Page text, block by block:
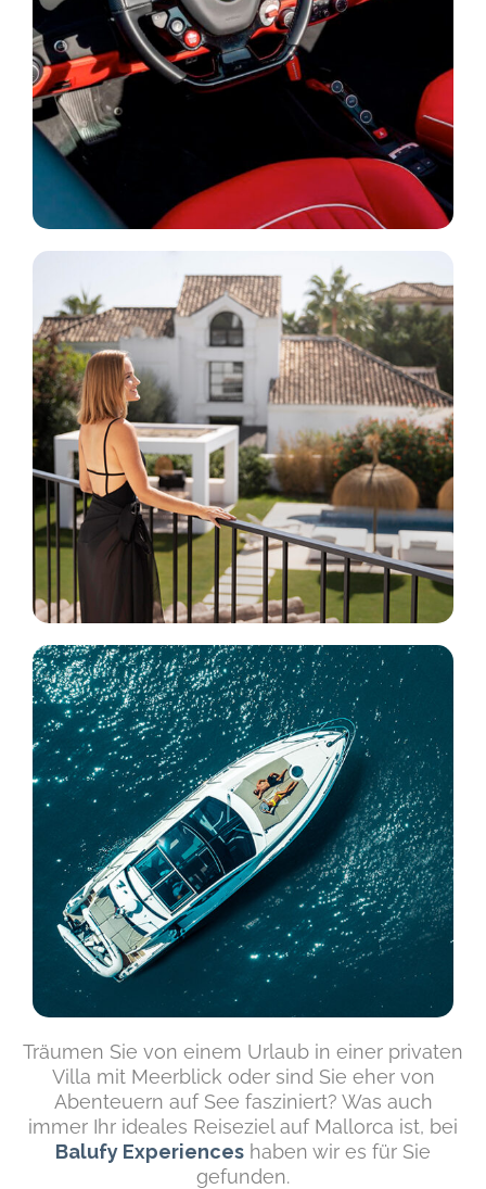
Träumen Sie von einem Urlaub in einer privaten
Villa mit Meerblick oder sind Sie eher von
Abenteuern auf See fasziniert? Was auch
immer Ihr ideales Reiseziel auf Mallorca ist, bei
Balufy Experiences haben wir es für Sie
gefunden.